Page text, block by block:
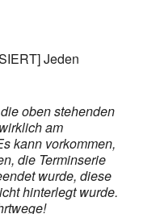
Jeden
oben stehenden
am
kann vorkommen,
die Terminserie
wurde, diese
hinterlegt wurde.